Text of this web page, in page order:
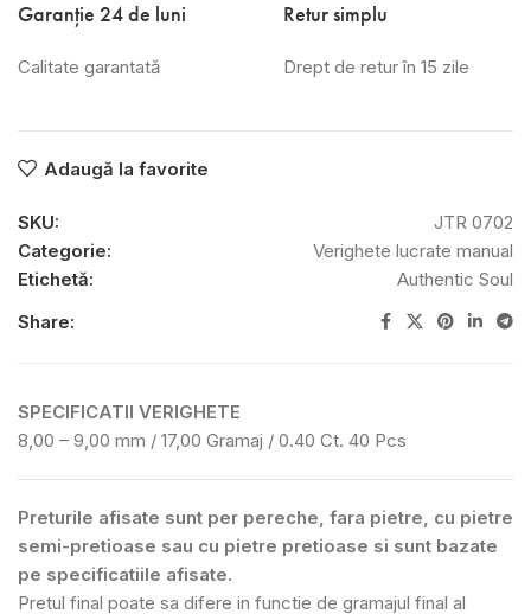
Garanție 24 de luni
Calitate garantată
Retur simplu
Drept de retur în 15 zile
Adaugă la favorite
SKU:
JTR 0702
Categorie:
Verighete lucrate manual
Etichetă:
Authentic Soul
Share:
SPECIFICATII VERIGHETE
8,00 – 9,00 mm / 17,00 Gramaj / 0.40 Ct. 40 Pcs
Preturile afisate sunt per pereche, fara pietre, cu pietre
semi-pretioase sau cu pietre pretioase si sunt bazate
pe specificatiile afisate.
Pretul final poate sa difere in functie de gramajul final al